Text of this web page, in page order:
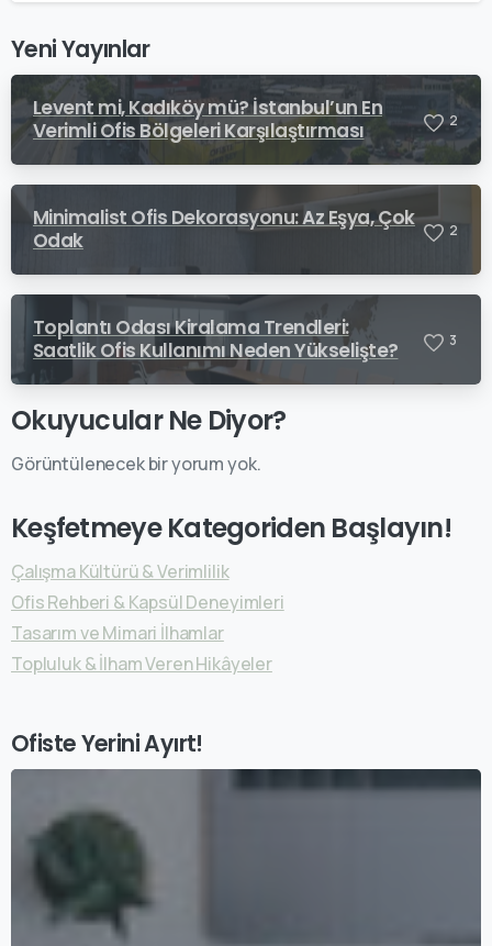
Yeni Yayınlar
Levent mi, Kadıköy mü? İstanbul’un En
Verimli Ofis Bölgeleri Karşılaştırması
2
Minimalist Ofis Dekorasyonu: Az Eşya, Çok
Odak
2
Toplantı Odası Kiralama Trendleri:
Saatlik Ofis Kullanımı Neden Yükselişte?
3
Okuyucular Ne Diyor?
Görüntülenecek bir yorum yok.
Keşfetmeye Kategoriden Başlayın!
Çalışma Kültürü & Verimlilik
Ofis Rehberi & Kapsül Deneyimleri
Tasarım ve Mimari İlhamlar
Topluluk & İlham Veren Hikâyeler
Ofiste Yerini Ayırt!